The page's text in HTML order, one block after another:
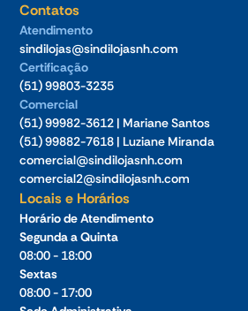
Contatos
Atendimento
sindilojas@sindilojasnh.com
Certificação
(51) 99803-3235
Comercial
(51) 99982-3612 | Mariane Santos
(51) 99882-7618 | Luziane Miranda
comercial@sindilojasnh.com
comercial2@sindilojasnh.com
Locais e Horários
Horário de Atendimento
Segunda a Quinta
08:00 - 18:00
Sextas
08:00 - 17:00